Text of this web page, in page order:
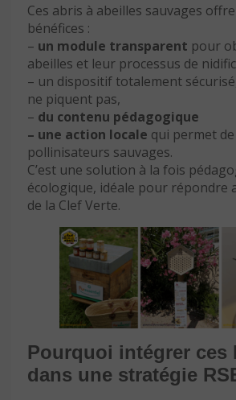
Ces abris à abeilles sauvages
bénéfices :
– un module transparent pour
abeilles et leur processus de
– un dispositif totalement
ne piquent pas,
– du contenu pédagogique
– une action locale qui permet
pollinisateurs sauvages.
C’est une solution à la fois
écologique, idéale pour répondre
de la Clef Verte.
Pourquoi intégrer ces
dans une stratégie